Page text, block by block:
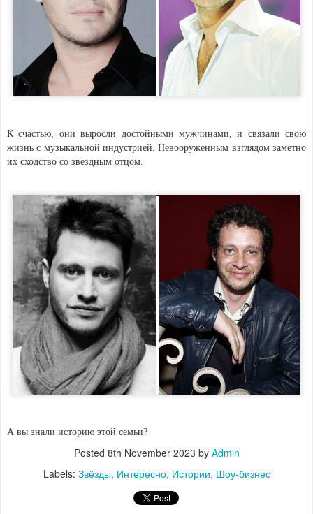
К счастью, они выросли достойными мужчинами, и связали свою
жизнь с музыкальной индустрией. Невооруженным взглядом заметно
их сходство со звездным отцом.
А вы знали историю этой семьи?
Posted 8th November 2023 by Admin
Labels: Звёзды Интересно Истории Шоу-бизнес